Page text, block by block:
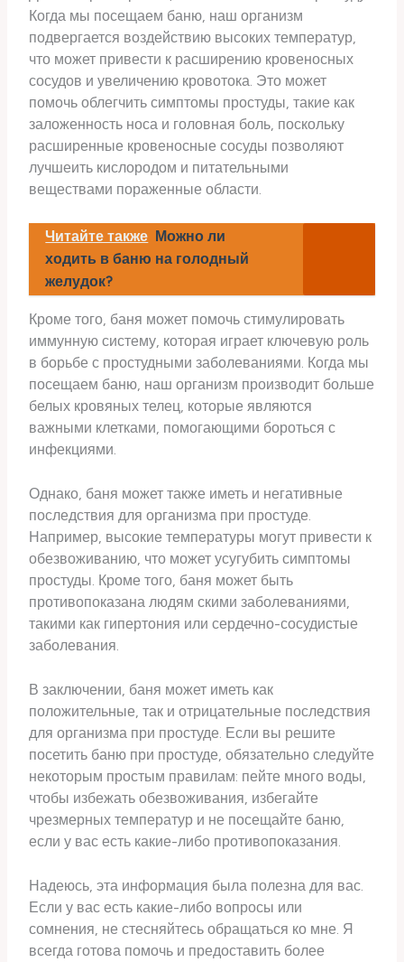
Когда мы посещаем баню, наш организм
подвергается воздействию высоких температур,
что может привести к расширению кровеносных
сосудов и увеличению кровотока. Это может
помочь облегчить симптомы простуды, такие как
заложенность носа и головная боль, поскольку
расширенные кровеносные сосуды позволяют
лучшеить кислородом и питательными
веществами пораженные области.
Читайте также Можно ли
ходить в баню на голодный
желудок?
Кроме того, баня может помочь стимулировать
иммунную систему, которая играет ключевую роль
в борьбе с простудными заболеваниями. Когда мы
посещаем баню, наш организм производит больше
белых кровяных телец, которые являются
важными клетками, помогающими бороться с
инфекциями.
Однако, баня может также иметь и негативные
последствия для организма при простуде.
Например, высокие температуры могут привести к
обезвоживанию, что может усугубить симптомы
простуды. Кроме того, баня может быть
противопоказана людям скими заболеваниями,
такими как гипертония или сердечно-сосудистые
заболевания.
В заключении, баня может иметь как
положительные, так и отрицательные последствия
для организма при простуде. Если вы решите
посетить баню при простуде, обязательно следуйте
некоторым простым правилам: пейте много воды,
чтобы избежать обезвоживания, избегайте
чрезмерных температур и не посещайте баню,
если у вас есть какие-либо противопоказания.
Надеюсь, эта информация была полезна для вас.
Если у вас есть какие-либо вопросы или
сомнения, не стесняйтесь обращаться ко мне. Я
всегда готова помочь и предоставить более